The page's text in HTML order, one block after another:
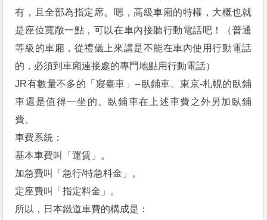
有，且全部為指定席。嗯，高級車廂的特權，大概也就
是座位寬敞一點，可以在車內接聽行動電話吧！（普通
等級的車廂，從禮儀上來講是不能在車內使用行動電話
的，必須到車廂連接處的專門地點用行動電話）
JR有數量不多的「寢臺車」--臥鋪車。東京-札幌的臥鋪
車還是值得一坐的。臥鋪車在上述車費之外另加臥鋪
費。
車費系統：
基本車費叫「運賃」。
加急費叫「急行/特急料金」。
定座費叫「指定料金」。
所以，日本鐵道車費的構成是：